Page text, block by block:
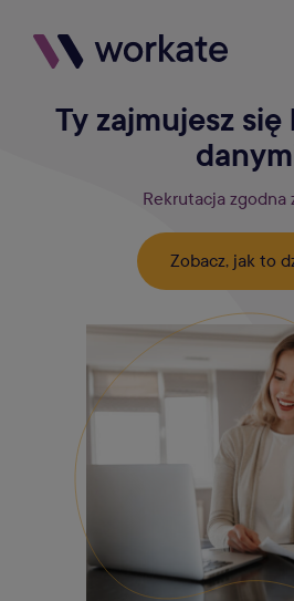
Ty zajmujesz
Rekrutacja zgodna
Zobacz, jak to